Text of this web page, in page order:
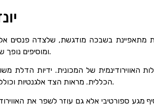
מתאפיינת בשבכה מודגשת, שלצדה
משלבים טכנולוגיית LED ומוסיפים נופך של תחכום למראה הכללי.
של המכונית. ידיות הדלת
הכללית. מראות הצד אלגנטיות וכוללות מחווני איתות משולבים לבטיחות ונוחות נוספת.
מגע ספורטיבי אלא גם עוזר לשפר את